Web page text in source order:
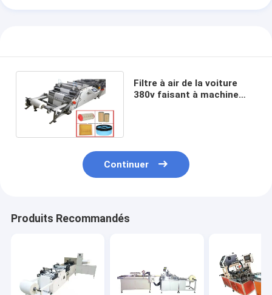
Filtre à air de la voiture
380v faisant à machine
Continuer
Produits Recommandés